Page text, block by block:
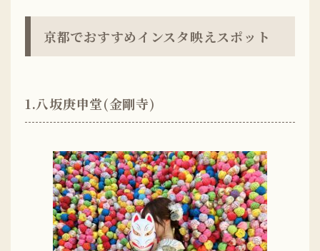
京都でおすすめインスタ映えスポット
1.八坂庚申堂(金剛寺)